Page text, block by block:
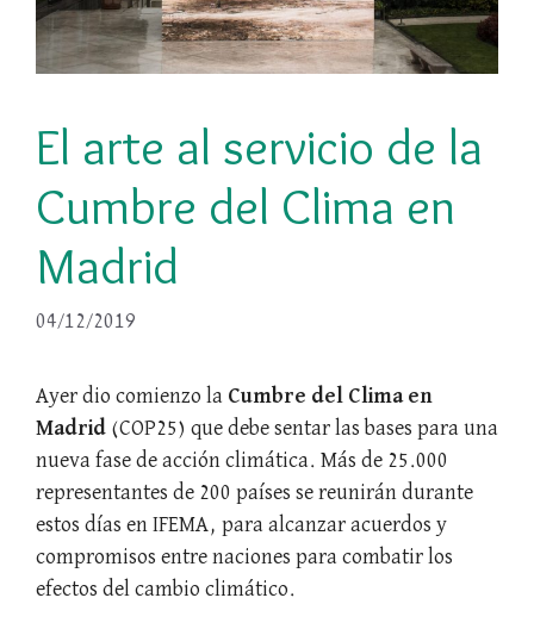
El arte al servicio de la
Cumbre del Clima en
Madrid
04/12/2019
Ayer dio comienzo la Cumbre del Clima en
Madrid (COP25) que debe sentar las bases para una
nueva fase de acción climática. Más de 25.000
representantes de 200 países se reunirán durante
estos días en IFEMA, para alcanzar acuerdos y
compromisos entre naciones para combatir los
efectos del cambio climático.